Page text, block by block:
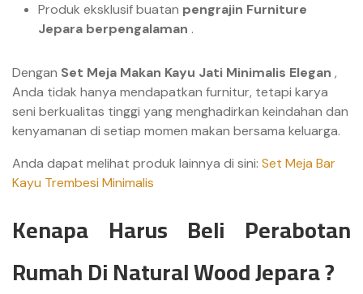
Produk eksklusif buatan pengrajin Furniture
Jepara berpengalaman .
Dengan Set Meja Makan Kayu Jati Minimalis Elegan ,
Anda tidak hanya mendapatkan furnitur, tetapi karya
seni berkualitas tinggi yang menghadirkan keindahan dan
kenyamanan di setiap momen makan bersama keluarga.
Anda dapat melihat produk lainnya di sini: Set Meja Bar
Kayu Trembesi Minimalis
Kenapa Harus Beli Perabotan
Rumah Di Natural Wood Jepara ?